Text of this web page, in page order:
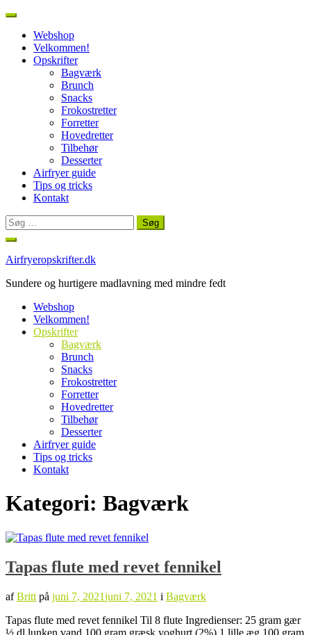
Webshop
Velkommen!
Opskrifter
Bagværk
Brunch
Snacks
Frokostretter
Forretter
Hovedretter
Tilbehør
Desserter
Airfryer guide
Tips og tricks
Kontakt
Søg
efter:
Spring
indhold
Airfryeropskrifter.dk
Sundere og hurtigere madlavning med mindre fedt
Webshop
Velkommen!
Opskrifter
Bagværk
Brunch
Snacks
Frokostretter
Forretter
Hovedretter
Tilbehør
Desserter
Airfryer guide
Tips og tricks
Kontakt
Kategori: Bagværk
Tapas flute med revet fennikel
afBritt på juni 7, 2021juni 7, 2021 i Bagværk
Tapas flute med revet fennikel Til 8 flute Ingredienser: 25 gram gær
½ dl lunken vand 100 gram græsk yoghurt (2%) 1 lille æg 100 gram